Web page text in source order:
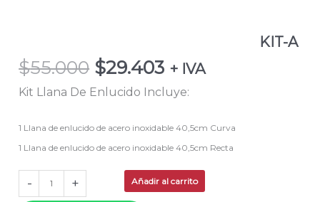
KIT-A
$55.000 $29.403 + IVA
Kit Llana De Enlucido Incluye:
1 Llana de enlucido de acero inoxidable 40,5cm Curva
1 Llana de enlucido de acero inoxidable 40,5cm Recta
- + Añadir al carrito